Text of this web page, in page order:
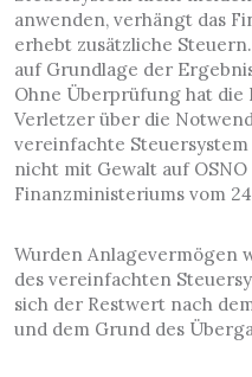
anwenden, verhängt das
erhebt zusätzliche
auf Grundlage der
Ohne Überprüfung hat die
Verletzer über die
vereinfachte
nicht mit Gewalt auf OSNO
Finanzministeriums vom
Wurden Anlagevermögen
des vereinfachten
sich der Restwert nach
und dem Grund des